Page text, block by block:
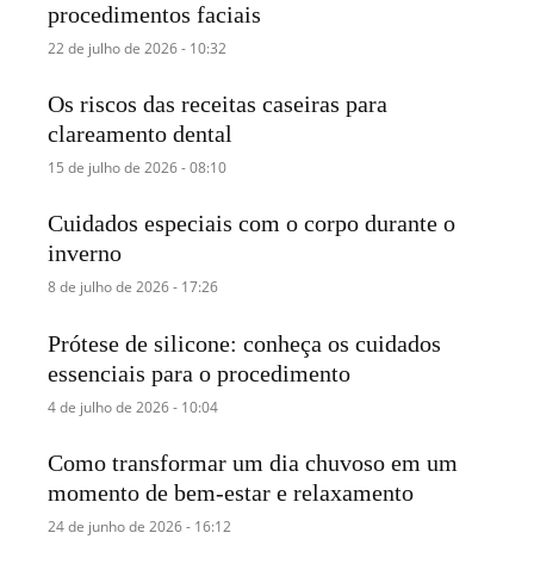
procedimentos faciais
22 de julho de 2026 - 10:32
Os riscos das receitas caseiras para
clareamento dental
15 de julho de 2026 - 08:10
Cuidados especiais com o corpo durante o
inverno
8 de julho de 2026 - 17:26
Prótese de silicone: conheça os cuidados
essenciais para o procedimento
4 de julho de 2026 - 10:04
Como transformar um dia chuvoso em um
momento de bem-estar e relaxamento
24 de junho de 2026 - 16:12